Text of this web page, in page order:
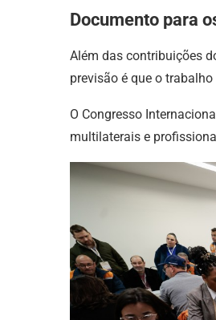
Documento para
Além das contribuições
previsão é que o
O Congresso
multilaterais e